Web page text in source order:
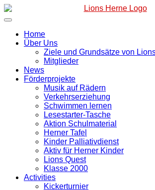
Zum
Inhalt
Home
Über Uns
Ziele und Grundsätze von
Mitglieder
News
Förderprojekte
Musik auf Rädern
Verkehrserziehung
Schwimmen lernen
Lesestarter-Tasche
Aktion Schulmaterial
Herner Tafel
Kinder Palliativdienst
Aktiv für Herner Kinder
Lions Quest
Klasse 2000
Activities
Kickerturnier